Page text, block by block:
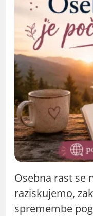
Osebna rast se
raziskujemo,
spremembe